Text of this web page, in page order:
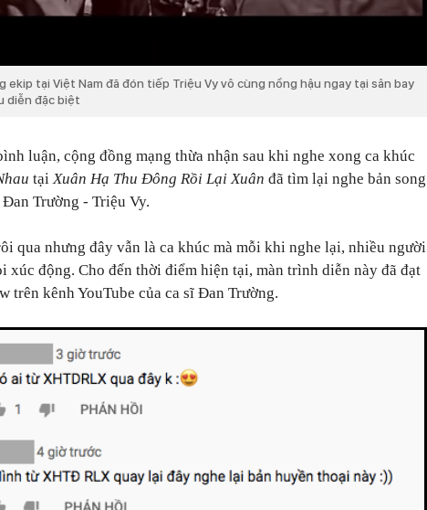
ekip tại Việt Nam đã đón tiếp Triệu Vy vô cùng nồng hậu ngay tại sân bay
diễn đặc biệt
luận, cộng đồng mạng thừa nhận sau khi nghe xong ca khúc
tạiXuân Hạ Thu Đông Rồi Lại Xuân đã tìm lại nghe bản song
Trường - Triệu Vy.
qua nhưng đây vẫn là ca khúc mà mỗi khi nghe lại, nhiều người
xúc động. Cho đến thời điểm hiện tại, màn trình diễn này đã đạt
trên kênh YouTube của ca sĩ Đan Trường.